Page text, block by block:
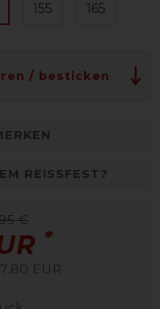
155 165
/ besticken
REISSFEST?
€
*
EUR